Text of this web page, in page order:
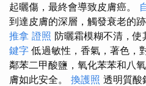
起曬傷，最終會導致皮膚癌。
到達皮膚的深層，觸發衰老的
推拿 證照 防曬霜模糊不清，使
鍵字 低過敏性，香氣，著色，
鄰苯二甲酸鹽，氧化苯苯和八
膚如此安全。 換護照 透明質酸